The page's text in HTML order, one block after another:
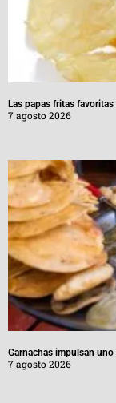
Las papas fritas
7 agosto 2026
Garnachas impulsan
7 agosto 2026